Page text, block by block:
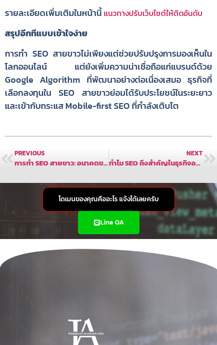
รายละเอียดเพิ่มเติมในหน้านี้แนวทางปรับเว็บไซต์ให้ติดอันดับ
สรุปอีกทีแบบเข้าใจง่าย
การทำ SEO สายขาวไม่เพียงแต่ช่วยปรับปรุงการมองเห็นใน
โลกออนไลน์ แต่ยังเพิ่มความน่าเชื่อถือแก่แบรนด์ด้วย
Google Algorithm ที่พัฒนาอย่างต่อเนื่องเสมอ ธุรกิจที่
เลือกลงทุนใน SEO สายขาวย่อมได้รับประโยชน์ในระยะยาว
และเข้ากับกระแส Mobile-first SEO ที่กำลังเติบโต
PREVIOUS
การทำ SEO สายขาว: อนาคตของการตลาดดิจิทัล
NEXT
ทำไม SEO ถึงสำคัญในธุรกิจออนไลน์สมัยใหม่
โดเมนของคุณคืออะไร แจ้งได้เลยครับ
Line OA